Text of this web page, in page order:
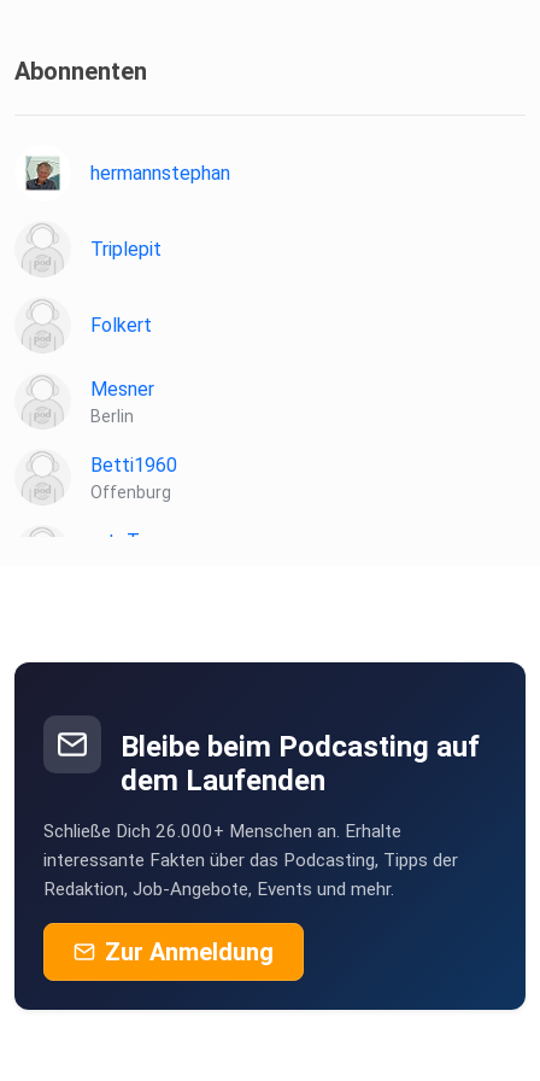
Abonnenten
hermannstephan
Triplepit
Folkert
Mesner
Berlin
Betti1960
Offenburg
roteTara
Bremen
Turkan
Göttingen
KaeptnBlaubaer99
Stuttgart
vy00ha7d
Bleibe beim Podcasting auf
dem Laufenden
Schließe Dich 26.000+ Menschen an. Erhalte
interessante Fakten über das Podcasting, Tipps der
Redaktion, Job-Angebote, Events und mehr.
Zur Anmeldung